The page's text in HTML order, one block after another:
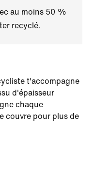
au moins 50 %
recyclé.
t'accompagne
d'épaisseur
chaque
couvre pour plus de